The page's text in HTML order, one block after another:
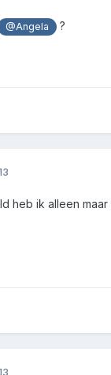
@Angela ?
heb ik alleen maar